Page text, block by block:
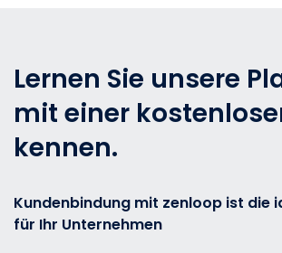
Lernen Sie unsere
mit einer
kennen.
Kundenbindung mit zenloop ist die
für Ihr Unternehmen